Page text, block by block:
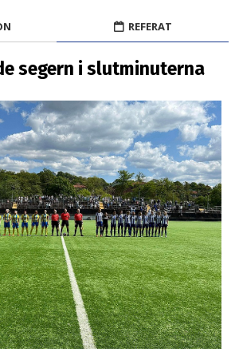
2
REFERAT
segern i slutminuterna